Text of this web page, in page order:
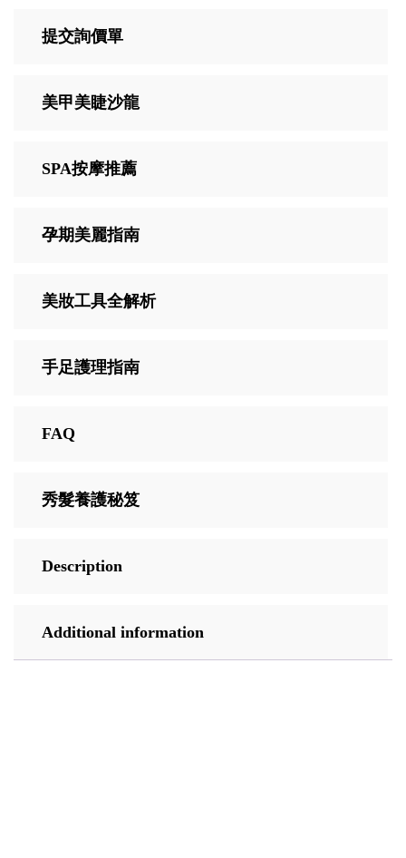
提交詢價單
美甲美睫沙龍
SPA按摩推薦
孕期美麗指南
美妝工具全解析
手足護理指南
FAQ
秀髮養護秘笈
Description
Additional information